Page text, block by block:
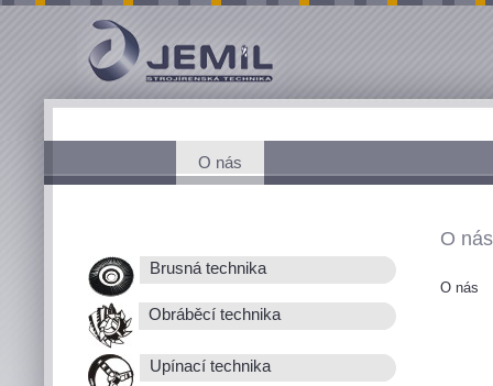
O nás
Brusná technika
Obráběcí technika
Upínací technika
O nás
O nás